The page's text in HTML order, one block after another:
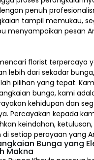
penuh
tampil memukau,
menyampaikan pesan
florist terpercaya
lebih dari sekadar
pilihan yang tepat.
bunga, kami
kehidupan dan
Percayakan kepada
keindahan, ketulusan,
setiap perayaan yang
Bunga yang
Makna